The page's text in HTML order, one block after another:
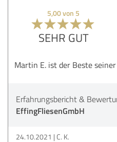
5,00 von 5
SEHR GUT
Martin E. ist der Beste
Erfahrungsbericht &
EffingFliesenGmbH
24.10.2021 C. K.